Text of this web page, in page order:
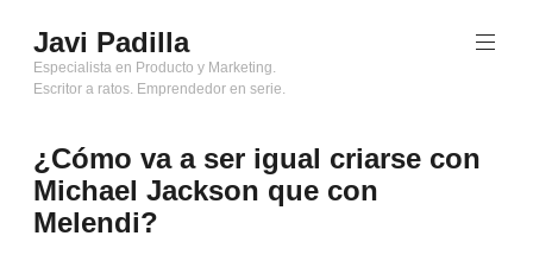
al
contenido
Javi Padilla
Especialista en Producto y Marketing.
Escritor a ratos. Emprendedor en serie.
¿Cómo va a ser igual criarse con
Michael Jackson que con
Melendi?